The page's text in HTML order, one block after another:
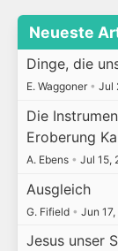
Neueste
Dinge, die
E. Waggoner • Jul
Die
Eroberung
A. Ebens • Jul 15,
Ausgleich
G. Fifield • Jun
Jesus unser